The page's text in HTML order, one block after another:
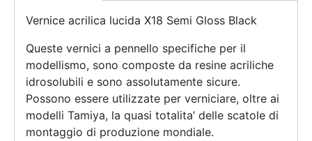
Vernice acrilica lucida X18 Semi Gloss Black
Queste vernici a pennello specifiche per il
modellismo, sono composte da resine acriliche
idrosolubili e sono assolutamente sicure.
Possono essere utilizzate per verniciare, oltre ai
modelli Tamiya, la quasi totalita’ delle scatole di
montaggio di produzione mondiale.